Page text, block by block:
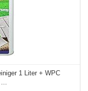
1 Liter + WPC
...